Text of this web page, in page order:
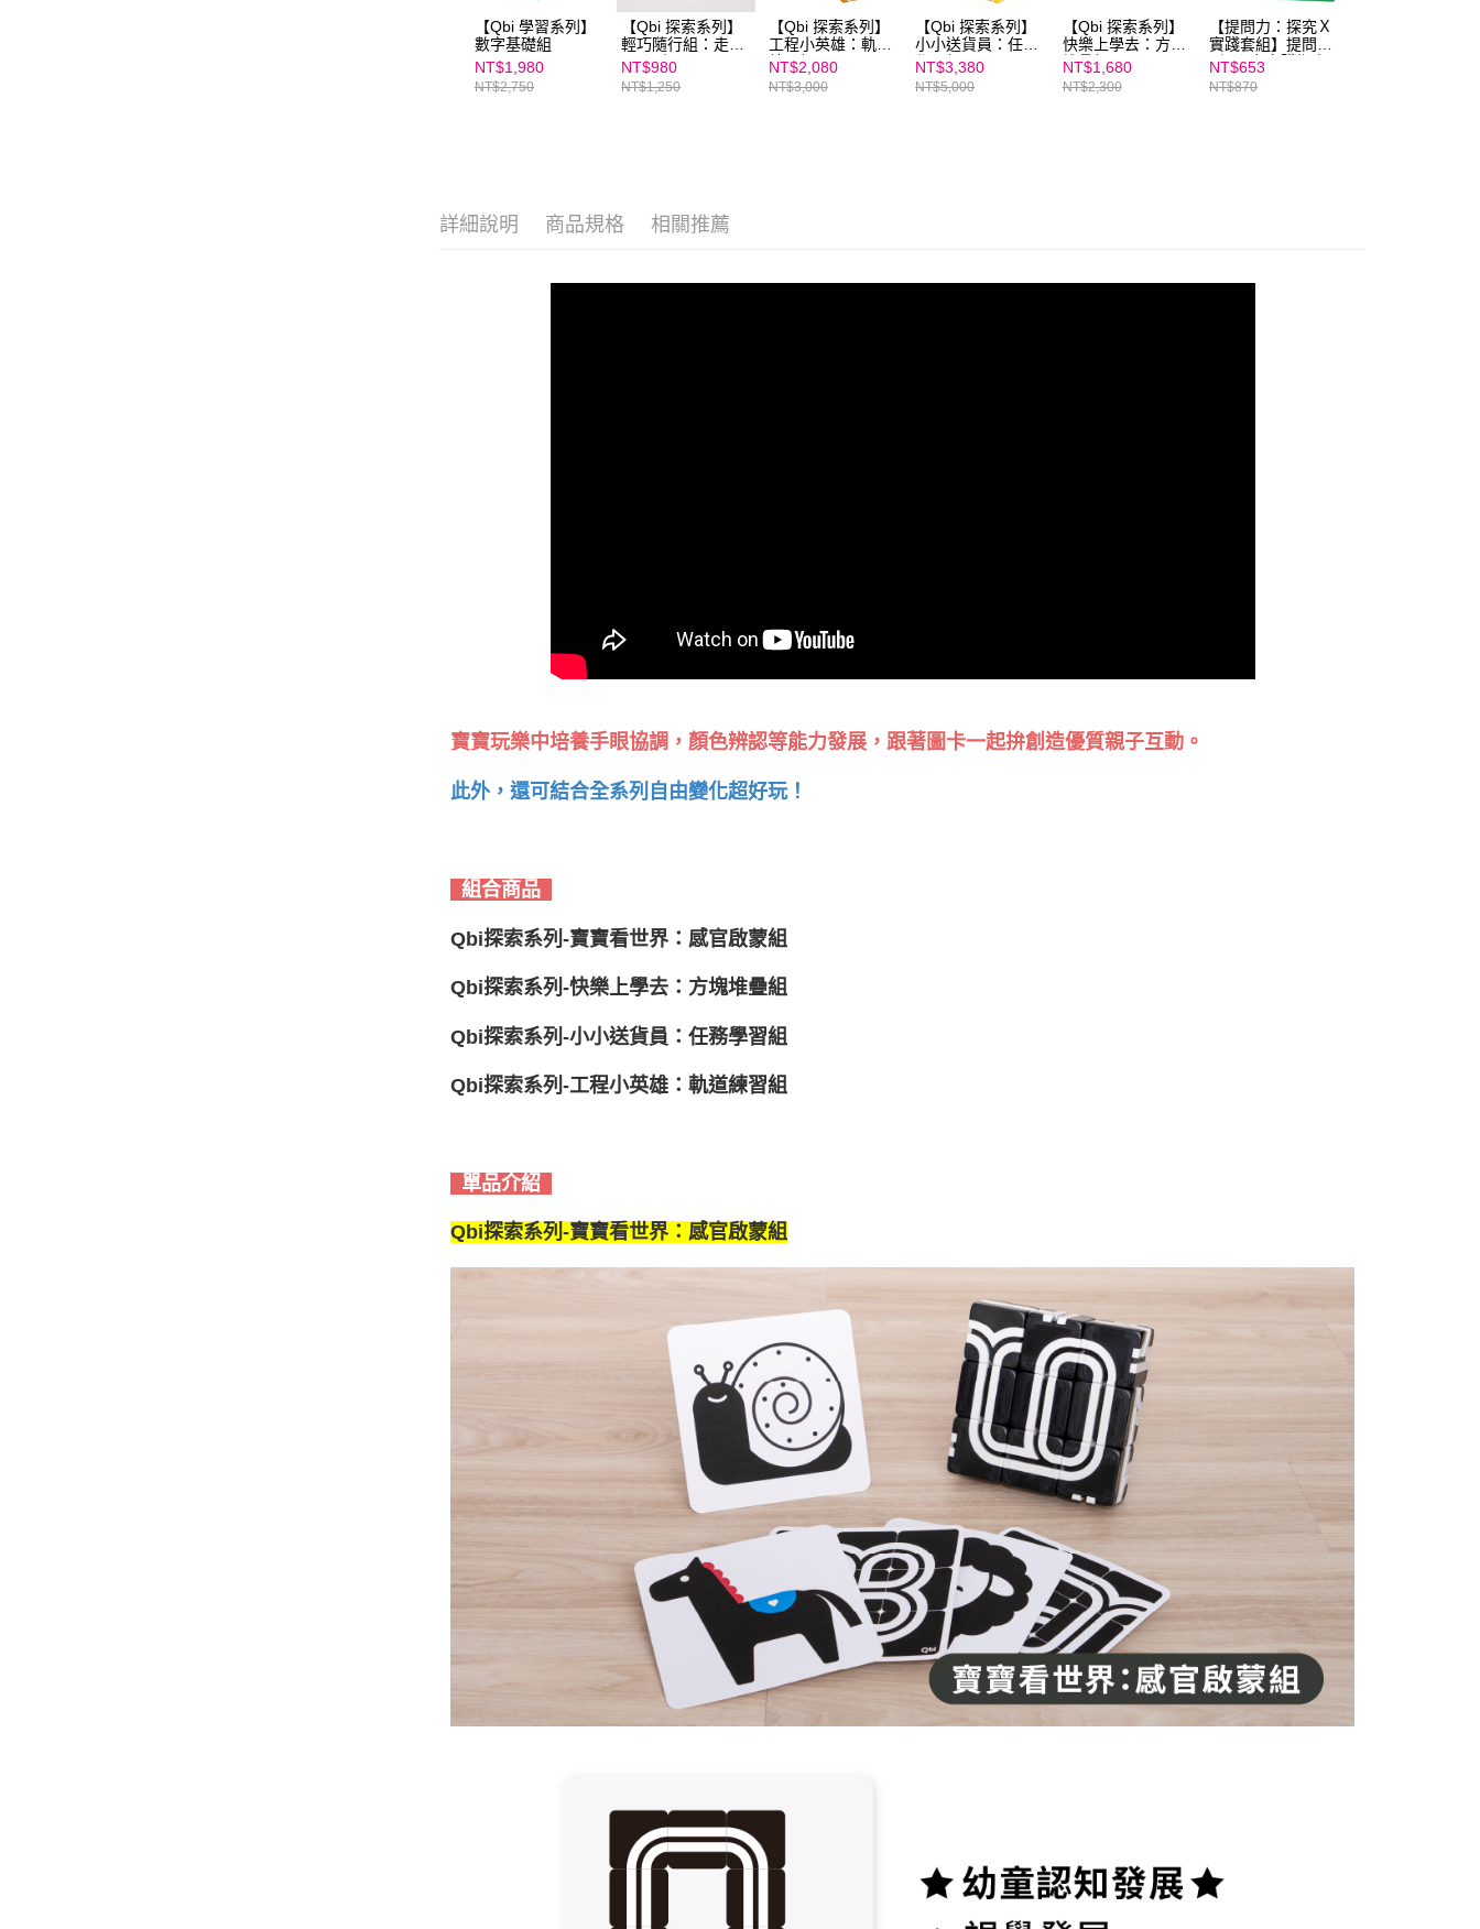
形，恩沛科技股份有限公司將有權停止該用戶之使用額度並採取法律行
動。
【Qbi 學習系列】
數字基礎組
NT$1,980
NT$2,750
【Qbi 探索系列】
輕巧隨行組：走到
哪玩到哪
NT$980
NT$1,250
【Qbi 探索系列】
工程小英雄：軌道
練習組
NT$2,080
NT$3,000
【Qbi 探索系列】
小小送貨員：任務
學習組
NT$3,380
NT$5,000
【Qbi 探索系列】
快樂上學去：方塊
堆疊組
NT$1,680
NT$2,300
【提問力：探究Ｘ
實踐套組】提問力
&提問力實踐指南
NT$653
NT$870
詳細說明 商品規格 相關推薦
寶寶玩樂中培養手眼協調，顏色辨認等能力發展，跟著圖卡一起拚創造優質親子互動。
此外，還可結合全系列自由變化超好玩！
組合商品
Qbi探索系列-寶寶看世界：感官啟蒙組
Qbi探索系列-快樂上學去：方塊堆疊組
Qbi探索系列-小小送貨員：任務學習組
Qbi探索系列-工程小英雄：軌道練習組
單品介紹
Qbi探索系列-寶寶看世界：感官啟蒙組